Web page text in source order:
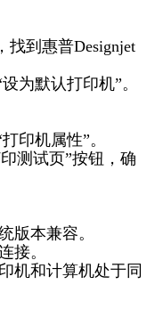
找到惠普Designjet
为默认打印机”。
印机属性”。
测试页”按钮，确
版本兼容。
接。
机和计算机处于同